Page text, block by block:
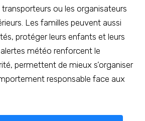
ou les organisateurs
Les familles peuvent aussi
protéger leurs enfants et leurs
météo renforcent le
permettent de mieux s’organiser
responsable face aux